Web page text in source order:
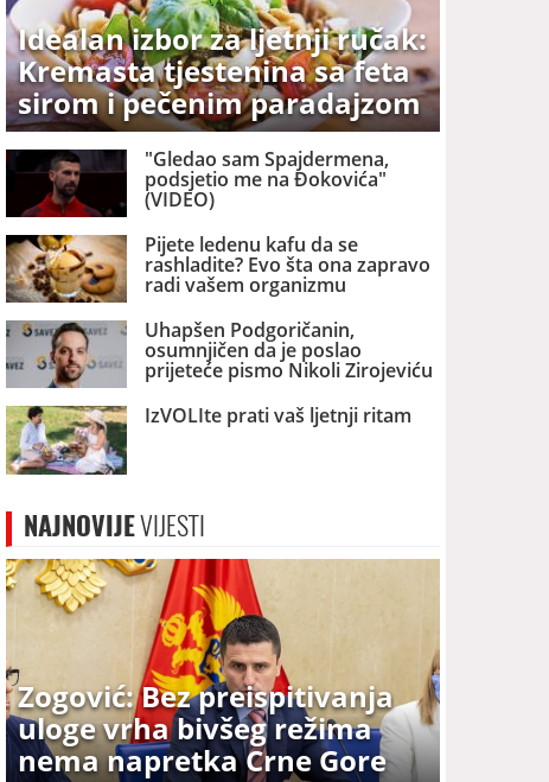
Idealan izbor za ljetnji ručak:
Kremasta tjestenina sa feta
sirom i pečenim paradajzom
"Gledao sam Spajdermena,
podsjetio me na Đokovića"
(VIDEO)
Pijete ledenu kafu da se
rashladite? Evo šta ona zapravo
radi vašem organizmu
Uhapšen Podgoričanin,
osumnjičen da je poslao
prijeteće pismo Nikoli Zirojeviću
IzVOLIte prati vaš ljetnji ritam
NAJNOVIJEVIJESTI
Zogović: Bez preispitivanja
uloge vrha bivšeg režima
nema napretka Crne Gore